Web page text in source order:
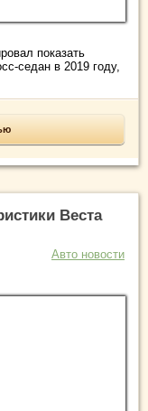
показать
седан в 2019 году,
Веста
Авто новости